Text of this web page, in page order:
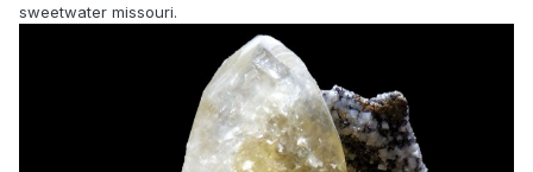
sweetwater missouri.